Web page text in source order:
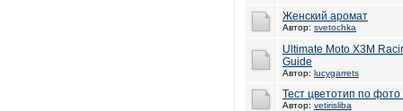
Женский аромат
Автор: svetochka
Ultimate Moto X3M
Guide
Автор: lucygarrets
Тест цветотип по
Автор: vetirisliba